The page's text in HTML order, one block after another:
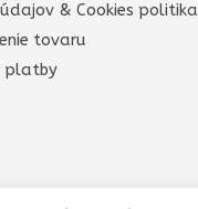
& Cookies politika
tovaru
platby​